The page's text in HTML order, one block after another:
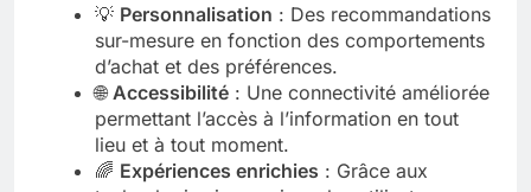
💡 Personnalisation : Des recommandations
sur-mesure en fonction des comportements
d’achat et des préférences.
🌐 Accessibilité : Une connectivité améliorée
permettant l’accès à l’information en tout
lieu et à tout moment.
🌈 Expériences enrichies : Grâce aux